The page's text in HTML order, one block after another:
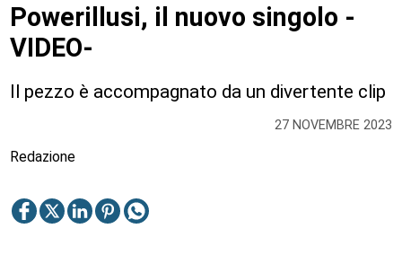
27 NOVEMBRE 2023
Powerillusi, il nuovo singolo -
VIDEO-
Il pezzo è accompagnato da un divertente clip
Redazione